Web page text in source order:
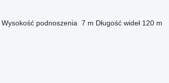
Wysokość podnoszenia 7 m Długość wideł 120 m